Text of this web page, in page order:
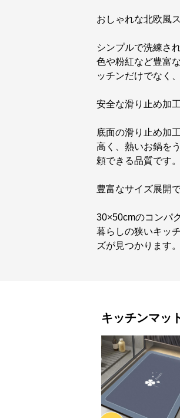
おしゃれな北欧風
シンプルで洗練さ
色や粉紅など豊富
ッチンだけでなく
安全な滑り止め加
底面の滑り止め加
高く、熱いお鍋を
頼できる品質です。
豊富なサイズ展開
30×50cmのコンパ
暮らしの狭いキッ
ズが見つかります
キッチンマッ